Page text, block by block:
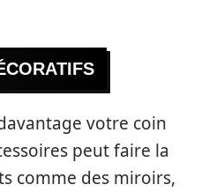
votre coin
peut faire la
comme des miroirs,